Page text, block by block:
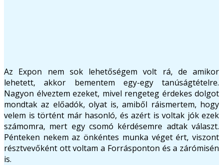
Az Expon nem sok lehetőségem volt rá, de amikor
lehetett, akkor bementem egy-egy tanúságtételre.
Nagyon élveztem ezeket, mivel rengeteg érdekes dolgot
mondtak az előadók, olyat is, amiből ráismertem, hogy
velem is történt már hasonló, és azért is voltak jók ezek
számomra, mert egy csomó kérdésemre adtak választ.
Pénteken nekem az önkéntes munka véget ért, viszont
résztvevőként ott voltam a Forrásponton és a zárómisén
is.